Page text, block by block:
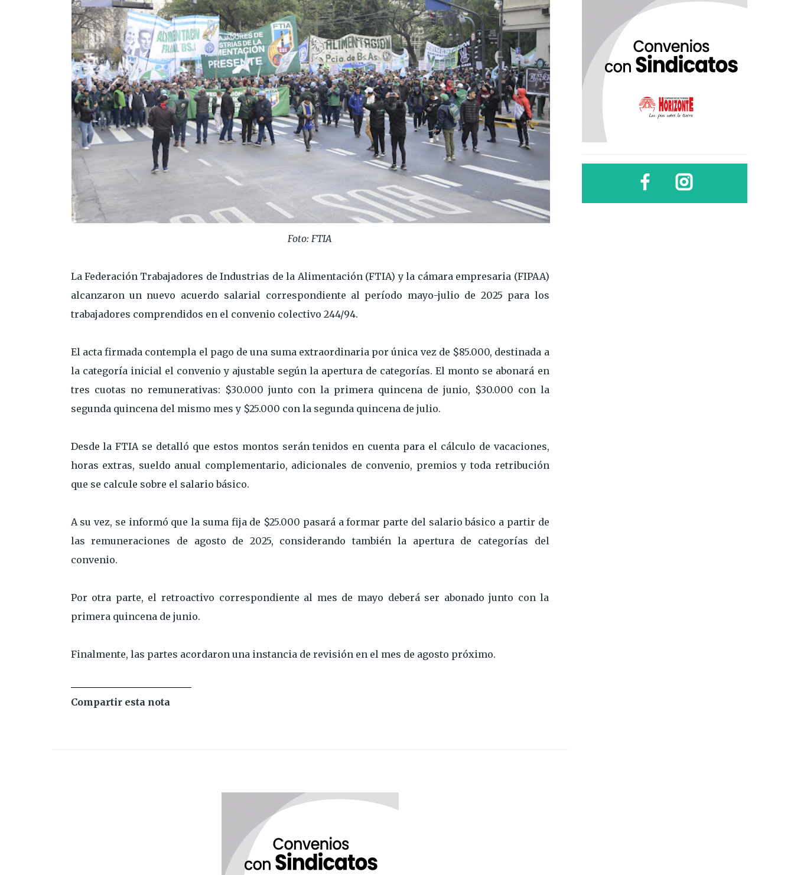
Foto: FTIA
La Federación Trabajadores de Industrias de la Alimentación (FTIA) y la cámara empresaria (FIPAA)
alcanzaron un nuevo acuerdo salarial correspondiente al período mayo-julio de 2025 para los
trabajadores comprendidos en el convenio colectivo 244/94.
El acta firmada contempla el pago de una suma extraordinaria por única vez de $85.000, destinada a
la categoría inicial el convenio y ajustable según la apertura de categorías. El monto se abonará en
tres cuotas no remunerativas: $30.000 junto con la primera quincena de junio, $30.000 con la
segunda quincena del mismo mes y $25.000 con la segunda quincena de julio.
Desde la FTIA se detalló que estos montos serán tenidos en cuenta para el cálculo de vacaciones,
horas extras, sueldo anual complementario, adicionales de convenio, premios y toda retribución
que se calcule sobre el salario básico.
A su vez, se informó que la suma fija de $25.000 pasará a formar parte del salario básico a partir de
las remuneraciones de agosto de 2025, considerando también la apertura de categorías del
convenio.
Por otra parte, el retroactivo correspondiente al mes de mayo deberá ser abonado junto con la
primera quincena de junio.
Finalmente, las partes acordaron una instancia de revisión en el mes de agosto próximo.
Compartir esta nota